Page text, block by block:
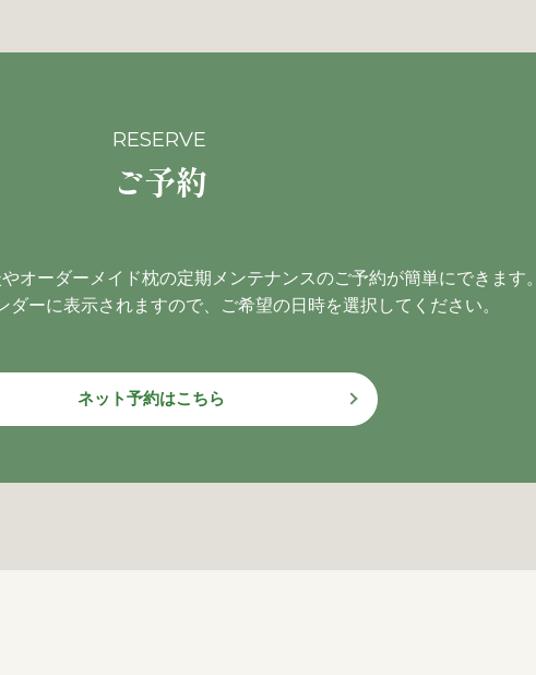
RESERVE
ご予約
オーダーメイド枕の定期メンテナンスのご予約が簡単にできます。
ダーに表示されますので、ご希望の日時を選択してください。
ネット予約はこちら